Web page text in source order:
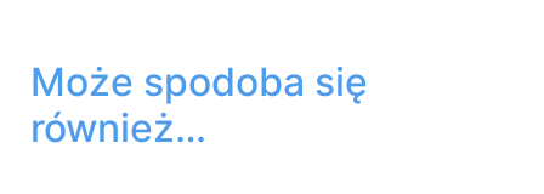
Może spodoba się
również…